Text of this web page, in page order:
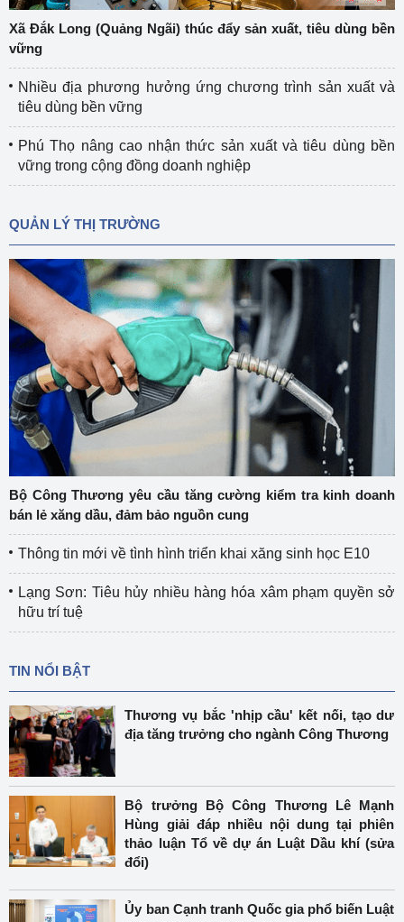
Xã Đắk Long (Quảng Ngãi) thúc đẩy sản xuất, tiêu dùng bền
vững
Nhiều địa phương hưởng ứng chương trình sản xuất và
tiêu dùng bền vững
Phú Thọ nâng cao nhận thức sản xuất và tiêu dùng bền
vững trong cộng đồng doanh nghiệp
QUẢN LÝ THỊ TRƯỜNG
Bộ Công Thương yêu cầu tăng cường kiểm tra kinh doanh
bán lẻ xăng dầu, đảm bảo nguồn cung
Thông tin mới về tình hình triển khai xăng sinh học E10
Lạng Sơn: Tiêu hủy nhiều hàng hóa xâm phạm quyền sở
hữu trí tuệ
TIN NỔI BẬT
Thương vụ bắc 'nhịp cầu' kết nối, tạo dư
địa tăng trưởng cho ngành Công Thương
Bộ trưởng Bộ Công Thương Lê Mạnh
Hùng giải đáp nhiều nội dung tại phiên
thảo luận Tổ về dự án Luật Dầu khí (sửa
đổi)
Ủy ban Cạnh tranh Quốc gia phổ biến Luật